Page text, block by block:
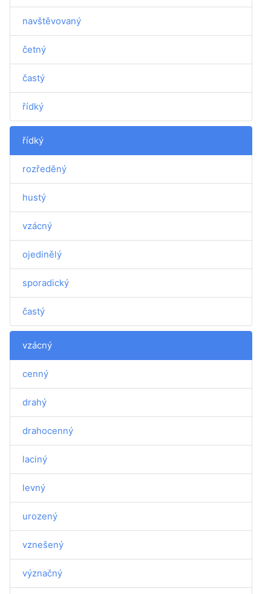
navštěvovaný
četný
častý
řídký
řídký
rozředěný
hustý
vzácný
ojedinělý
sporadický
častý
vzácný
cenný
drahý
drahocenný
laciný
levný
urozený
vznešený
význačný